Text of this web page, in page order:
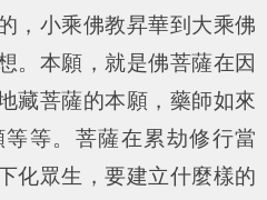
，小乘佛教昇華到大乘佛
。本願，就是佛菩薩在因
藏菩薩的本願，藥師如來
等。菩薩在累劫修行當
化眾生，要建立什麼樣的